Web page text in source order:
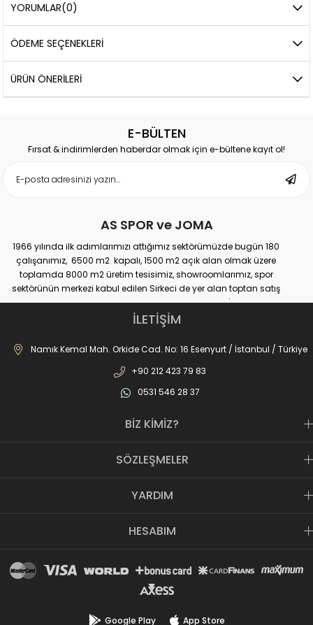
YORUMLAR(0)
ÖDEME SEÇENEKLERI
ÜRÜN ÖNERILERI
E-BÜLTEN
Fırsat & indirimlerden haberdar olmak için e-bültene kayıt ol!
AS SPOR ve JOMA
1966 yılında ilk adımlarımızı attığımız sektörümüzde bugün 180
çalışanımız, 6500 m2 kapalı, 1500 m2 açık alan olmak üzere
toplamda 8000 m2 üretim tesisimiz, showroomlarımız, spor
sektörünün merkezi kabul edilen Sirkeci de yer alan toptan satış
mağazamız, Türkiye genelinde yaklaşık 300 bayimiz, İstanbul’da 10
perakande mağazamız, Türkiye’ye hizmet eden e-ticaret sanal
mağazamız ile AS SPOR ailesi günden güne büyüyerek sektöre,
JOMA markası ile de Türkiye'de ülkemize hizmet etmektedir.
İLETİŞİM
Namık Kemal Mah. Orkide Cad. No: 16 Esenyurt / İstanbul / Türkiye
+90 212 423 79 83
0531 546 28 37
BİZ KİMİZ?
SÖZLEŞMELER
YARDIM
HESABIM
Google Play App Store